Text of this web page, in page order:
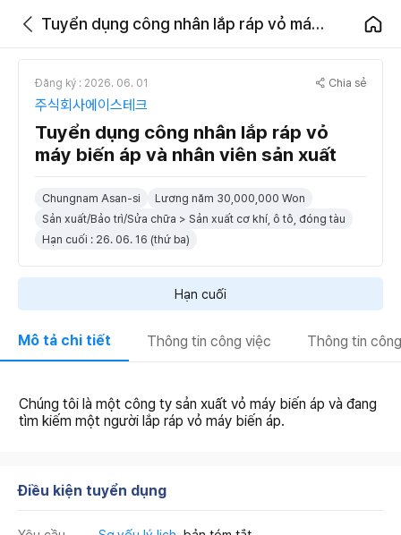
Tuyển dụng công nhân lắp ráp vỏ máy biến áp và nhân viên sản xuất
Đăng ký : 2026. 06. 01 Chia sẻ
주식회사에이스테크
Tuyển dụng công nhân lắp ráp vỏ
máy biến áp và nhân viên sản xuất
Chungnam Asan-si
Lương năm 30,000,000 Won
Sản xuất/Bảo trì/Sửa chữa > Sản xuất cơ khí, ô tô, đóng tàu
Hạn cuối : 26. 06. 16 (thứ ba)
Hạn cuối
Mô tả chi tiết Thông tin công việc Thông tin
Chúng tôi là một công ty sản xuất vỏ máy biến áp và đang
tìm kiếm một người lắp ráp vỏ máy biến áp.
Điều kiện tuyển dụng